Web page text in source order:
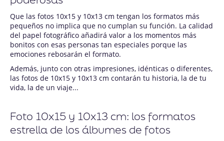
Que las fotos 10x15 y 10x13 cm tengan los formatos más
pequeños no implica que no cumplan su función. La calidad
del papel fotográfico añadirá valor a los momentos más
bonitos con esas personas tan especiales porque las
emociones rebosarán el formato.
Además, junto con otras impresiones, idénticas o diferentes,
las fotos de 10x15 y 10x13 cm contarán tu historia, la de tu
vida, la de un viaje...
Foto 10x15 y 10x13 cm: los formatos
estrella de los álbumes de fotos